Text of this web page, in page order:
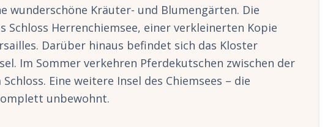
wunderschöne Kräuter- und Blumengärten. Die
Schloss Herrenchiemsee, einer verkleinerten Kopie
Darüber hinaus befindet sich das Kloster
Im Sommer verkehren Pferdekutschen zwischen der
Eine weitere Insel des Chiemsees – die
unbewohnt.